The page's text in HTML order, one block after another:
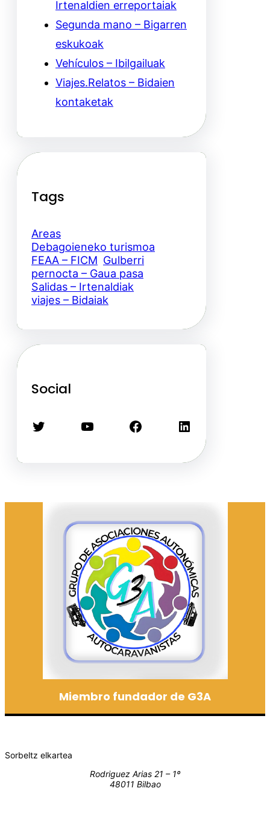
Irtenaldien erreportaiak
Segunda mano – Bigarren
eskukoak
Vehículos – Ibilgailuak
Viajes.Relatos – Bidaien
kontaketak
Tags
Areas
Debagoieneko turismoa
FEAA – FICM Gulberri
pernocta – Gaua pasa
Salidas – Irtenaldiak
viajes – Bidaiak
Social
Twitter YouTube Facebook LinkedIn
Miembro fundador de G3A
Sorbeltz elkartea
Rodriguez Arias 21 – 1º
48011 Bilbao